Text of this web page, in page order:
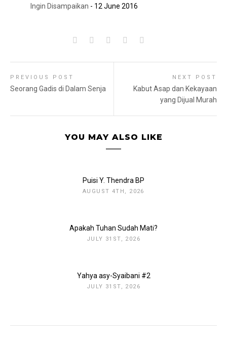
Ingin Disampaikan - 12 June 2016
PREVIOUS POST
Seorang Gadis di Dalam Senja
NEXT POST
Kabut Asap dan Kekayaan
yang Dijual Murah
YOU MAY ALSO LIKE
Puisi Y. Thendra BP
AUGUST 4TH, 2026
Apakah Tuhan Sudah Mati?
JULY 31ST, 2026
Yahya asy-Syaibani #2
JULY 31ST, 2026